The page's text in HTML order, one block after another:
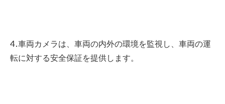
4.車両カメラは、車両の内外の環境を監視し、車両の運
転に対する安全保証を提供します。